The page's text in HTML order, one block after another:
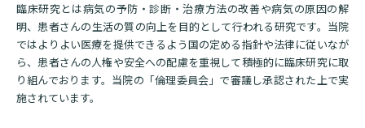
当院のご紹介
当院のご紹介トップ
ご来院される方へ
臨床研究とは病気の予防・診断・治療方法の改善や病気の原因の解
明、患者さんの生活の質の向上を目的として行われる研究です。当院
ではよりよい医療を提供できるよう国の定める指針や法律に従いなが
ら、患者さんの人権や安全への配慮を重視して積極的に臨床研究に取
り組んでおります。当院の「倫理委員会」で審議し承認された上で実
施されています。